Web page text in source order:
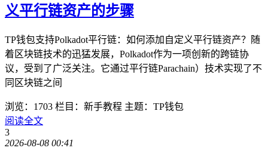
义平行链资产的步骤
TP钱包支持Polkadot平行链：如何添加自定义平行链资产？随
着区块链技术的迅猛发展，Polkadot作为一项创新的跨链协
议，受到了广泛关注。它通过平行链Parachain）技术实现了不
同区块链之间
浏览：1703 栏目：新手教程 主题：TP钱包
阅读全文
3
2026-08-08 00:41